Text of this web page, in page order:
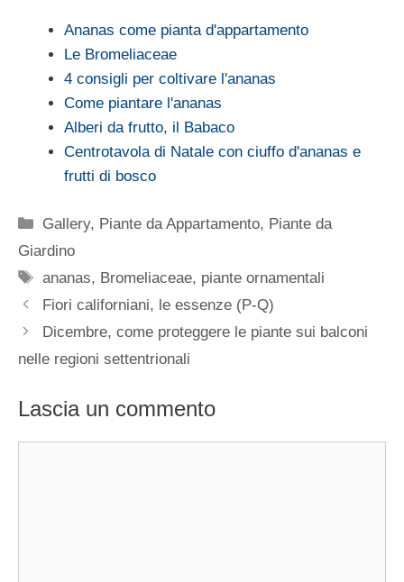
Ananas come pianta d'appartamento
Le Bromeliaceae
4 consigli per coltivare l'ananas
Come piantare l'ananas
Alberi da frutto, il Babaco
Centrotavola di Natale con ciuffo d'ananas e
frutti di bosco
Categorie
Gallery, Piante da Appartamento, Piante da
Giardino
Tag
ananas, Bromeliaceae, piante ornamentali
Fiori californiani, le essenze (P-Q)
Dicembre, come proteggere le piante sui balconi
nelle regioni settentrionali
Lascia un commento